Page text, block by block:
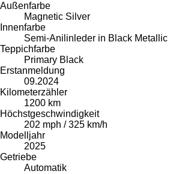
Außenfarbe
Magnetic Silver
Innenfarbe
Semi-Anilinleder in Black Metallic
Teppichfarbe
Primary Black
Erstanmeldung
09.2024
Kilometerzähler
1200 km
Höchstgeschwindigkeit
202 mph / 325 km/h
Modelljahr
2025
Getriebe
Automatik